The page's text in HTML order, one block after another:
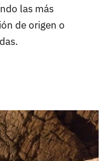
las más
de origen o